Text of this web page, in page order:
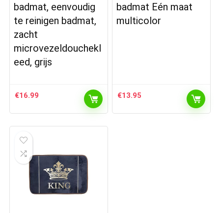
badmat, eenvoudig
te reinigen badmat,
zacht
microvezeldouchekl
eed, grijs
€16.99
badmat Eén maat
multicolor
€13.95